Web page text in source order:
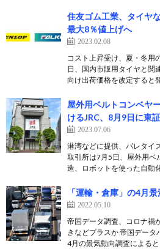
住友ゴム工業、タイヤ
最大8％値上げへ
2023.02.08
コスト上昇受け、夏・冬用
日、国内市販用タイヤと関
向け出荷価格を改定すると
屋外用ベルトコンベヤ
けるJRC、8月9日に東
2023.07.06
港湾などに提供、パレタイ
取引所は7月5日、屋外用ベ
造、ロボットを使った自動
「運輸・倉庫」の4月
2022.05.10
帝国データ調査、コロナ禍
きなどプラスか 帝国デー
4月の景気動向調査による